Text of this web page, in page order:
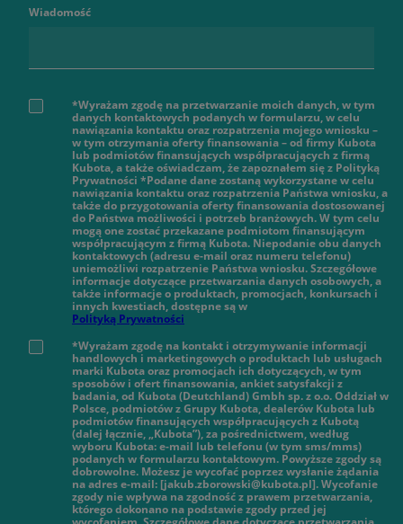
Wiadomość
*Wyrażam zgodę na przetwarzanie moich danych, w tym
danych kontaktowych podanych w formularzu, w celu
nawiązania kontaktu oraz rozpatrzenia mojego wniosku –
w tym otrzymania oferty finansowania – od firmy Kubota
lub podmiotów finansujących współpracujących z firmą
Kubota, a także oświadczam, że zapoznałem się z Polityką
Prywatności *Podane dane zostaną wykorzystane w celu
nawiązania kontaktu oraz rozpatrzenia Państwa wniosku, a
także do przygotowania oferty finansowania dostosowanej
do Państwa możliwości i potrzeb branżowych. W tym celu
mogą one zostać przekazane podmiotom finansującym
współpracującym z firmą Kubota. Niepodanie obu danych
kontaktowych (adresu e-mail oraz numeru telefonu)
uniemożliwi rozpatrzenie Państwa wniosku. Szczegółowe
informacje dotyczące przetwarzania danych osobowych, a
także informacje o produktach, promocjach, konkursach i
innych kwestiach, dostępne są w
Polityką Prywatności
*Wyrażam zgodę na kontakt i otrzymywanie informacji
handlowych i marketingowych o produktach lub usługach
marki Kubota oraz promocjach ich dotyczących, w tym
sposobów i ofert finansowania, ankiet satysfakcji z
badania, od Kubota (Deutchland) Gmbh sp. z o.o. Oddział w
Polsce, podmiotów z Grupy Kubota, dealerów Kubota lub
podmiotów finansujących współpracujących z Kubotą
(dalej łącznie, „Kubota”), za pośrednictwem, według
wyboru Kubota: e-mail lub telefonu (w tym sms/mms)
podanych w formularzu kontaktowym. Powyższe zgody są
dobrowolne. Możesz je wycofać poprzez wysłanie żądania
na adres e-mail: [jakub.zborowski@kubota.pl]. Wycofanie
zgody nie wpływa na zgodność z prawem przetwarzania,
którego dokonano na podstawie zgody przed jej